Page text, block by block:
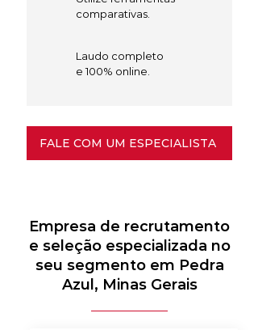
comparativas.
Laudo completo
e 100% online.
FALE COM UM ESPECIALISTA
Empresa de recrutamento
e seleção especializada no
seu segmento em Pedra
Azul, Minas Gerais